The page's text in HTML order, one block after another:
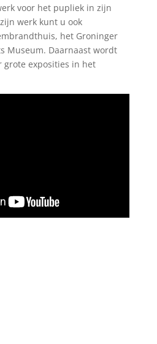
voor het pupliek in zijn
werk kunt u ook
het Groninger
Museum. Daarnaast wordt
grote exposities in het